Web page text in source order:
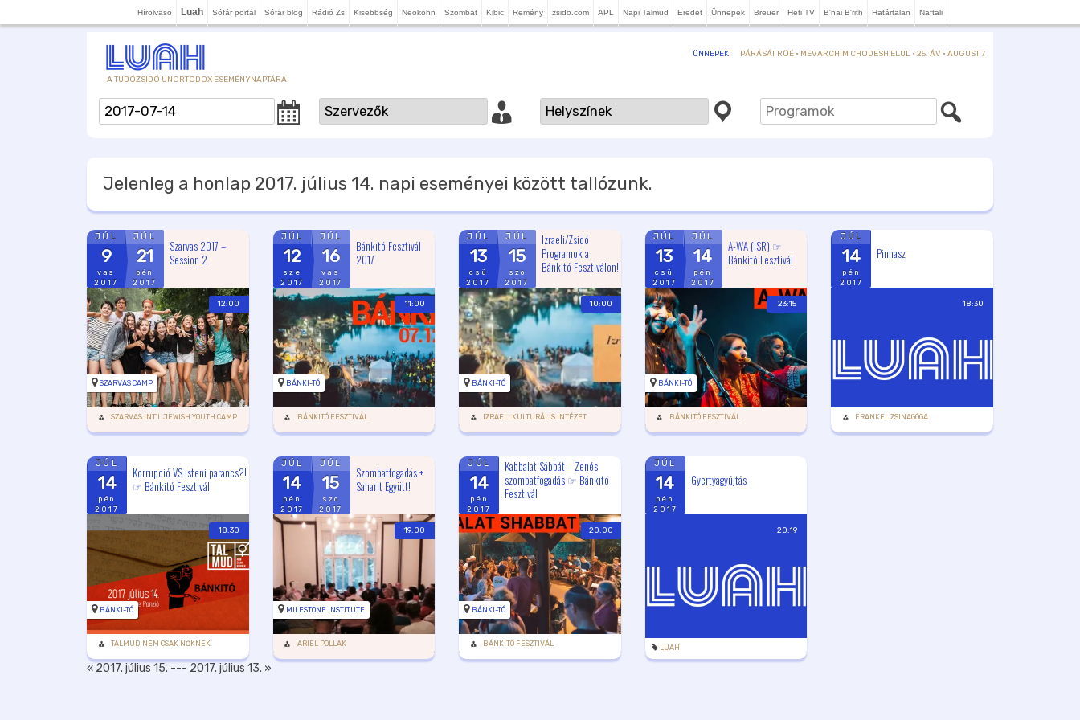
Hírolvasó Luah Sófár portál Sófár blog Rádió Zs Kisebbség Neokohn Szombat Kibic Remény zsido.com APL Napi Talmud Eredet Ünnepek Breuer Heti TV B'nai B'rith Határtalan Naftali
A TUDÓZSIDÓ UNORTODOX ESEMÉNYNAPTÁRA
ÜNNEPEK PÁRÁSÁT RÖÉ · MEVARCHIM CHODESH ELUL · 25. ÁV · AUGUST 7
Jelenleg a honlap 2017. július 14. napi eseményei között tallózunk.
JÚL
9
vas
2017
JÚL
21
pén
2017
Szarvas 2017 –
Session 2
12:00
SZARVAS CAMP
SZARVAS INT'L JEWISH YOUTH CAMP
JÚL
12
sze
2017
JÚL
16
vas
2017
Bánkitó Fesztivál
2017
11:00
BÁNKI-TÓ
BÁNKITÓ FESZTIVÁL
JÚL
13
csü
2017
JÚL
15
szo
2017
Izraeli/Zsidó
Programok a
Bánkitó Fesztiválon!
10:00
BÁNKI-TÓ
IZRAELI KULTURÁLIS INTÉZET
JÚL
13
csü
2017
JÚL
14
pén
2017
A-WA (ISR) ☞
Bánkitó Fesztivál
23:15
BÁNKI-TÓ
BÁNKITÓ FESZTIVÁL
JÚL
14
pén
2017
Pinhasz
18:30
FRANKEL ZSINAGÓGA
JÚL
14
pén
2017
Korrupció VS isteni parancs?!
☞ Bánkitó Fesztivál
18:30
BÁNKI-TÓ
TALMUD NEM CSAK NŐKNEK
JÚL
14
pén
2017
JÚL
15
szo
2017
Szombatfogadás +
Saharit Együtt!
19:00
MILESTONE INSTITUTE
ARIEL POLLAK
JÚL
14
pén
2017
Kabbalat Sábbát – Zenés
szombatfogadás ☞ Bánkitó
Fesztivál
20:00
BÁNKI-TÓ
BÁNKITÓ FESZTIVÁL
JÚL
14
pén
2017
Gyertyagyújtás
20:19
LUAH
« 2017. július 15. --- 2017. július 13. »